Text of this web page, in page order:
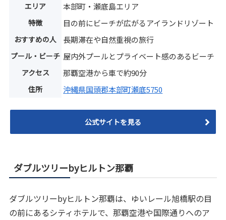
エリア 本部町・瀬底島エリア
特徴 目の前にビーチが広がるアイランドリゾート
おすすめの人 長期滞在や自然重視の旅行
プール・ビーチ 屋内外プールとプライベート感のあるビーチ
アクセス 那覇空港から車で約90分
住所 沖縄県国頭郡本部町瀬底5750
公式サイトを見る
ダブルツリーbyヒルトン那覇
ダブルツリーbyヒルトン那覇は、ゆいレール旭橋駅の目
の前にあるシティホテルで、那覇空港や国際通りへのア